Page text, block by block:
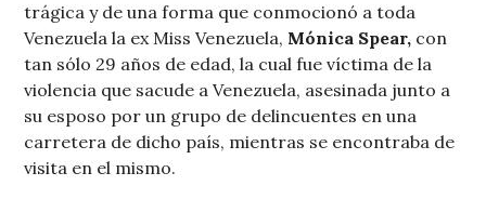
trágica y de una forma que conmocionó a toda
Venezuela la ex Miss Venezuela, Mónica Spear, con
tan sólo 29 años de edad, la cual fue víctima de la
violencia que sacude a Venezuela, asesinada junto a
su esposo por un grupo de delincuentes en una
carretera de dicho país, mientras se encontraba de
visita en el mismo.